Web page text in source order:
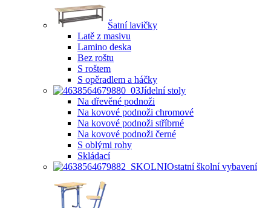
Šatní lavičky
Latě z masivu
Lamino deska
Bez roštu
S roštem
S opěradlem a háčky
Jídelní stoly
Na dřevěné podnoži
Na kovové podnoži chromové
Na kovové podnoži stříbrné
Na kovové podnoži černé
S oblými rohy
Skládací
Ostatní školní vybavení